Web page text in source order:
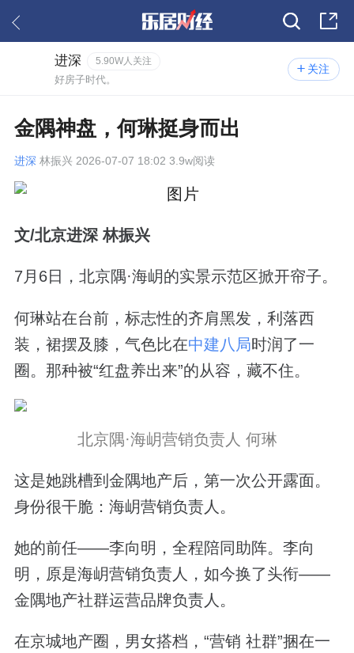
关注
进深 5.90W人关注
好房子时代。
金隅神盘，何琳挺身而出
进深 林振兴 2026-07-07 18:02 3.9w阅读
文/北京进深 林振兴
7月6日，北京隅·海岄的实景示范区掀开帘子。
何琳站在台前，标志性的齐肩黑发，利落西
装，裙摆及膝，气色比在中建八局时润了一
圈。那种被“红盘养出来”的从容，藏不住。
北京隅·海岄营销负责人 何琳
这是她跳槽到金隅地产后，第一次公开露面。
身份很干脆：海岄营销负责人。
她的前任——李向明，全程陪同助阵。李向
明，原是海岄营销负责人，如今换了头衔——
金隅地产社群运营品牌负责人。
在京城地产圈，男女搭档，“营销 社群”捆在一